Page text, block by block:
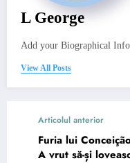
L George
Add your Biographical
View All Posts
Articolul anterior
Furia lui
A vrut să-și